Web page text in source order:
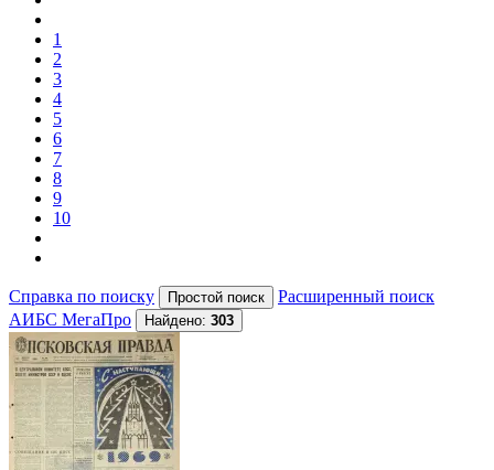
1
2
3
4
5
6
7
8
9
10
Справка по поиску
Расширенный поиск
АИБС МегаПро
Найдено: 303